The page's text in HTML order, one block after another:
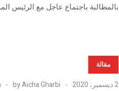
بالمطالبة باجتماع عاجل مع الرئيس
مقالة
2 ديسمبر، 2020 byAicha Gharbi